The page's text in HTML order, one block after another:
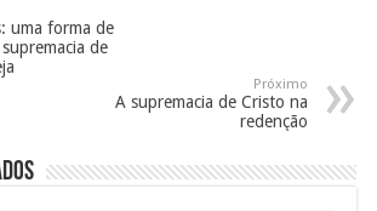
uma forma de
de
Próximo
A supremacia de Cristo na
redenção